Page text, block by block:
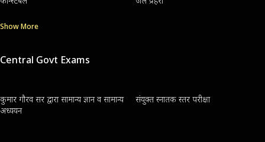
Show More
Central Govt Exams
कुमार गौरव सर द्वारा सामान्य ज्ञान व सामान्य
अध्ययन
संयुक्त स्नातक स्तर परीक्षा